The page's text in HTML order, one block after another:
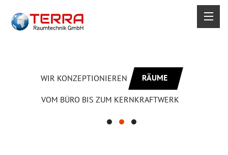
WIR KONZEPTIONIEREN RÄUME
VOM BÜRO BIS ZUM KERNKRAFTWERK